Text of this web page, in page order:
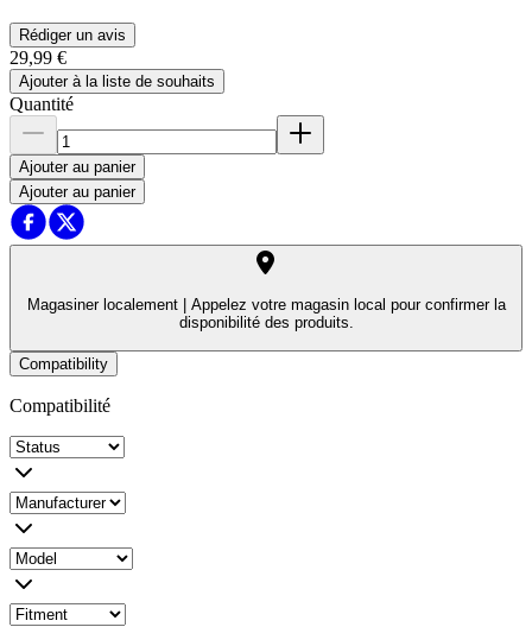
Rédiger un avis
29,99 €
Ajouter à la liste de souhaits
Quantité
Ajouter au panier
Ajouter au panier
Magasiner localement |
Appelez votre magasin local pour confirmer la
disponibilité des produits.
Compatibility
Compatibilité